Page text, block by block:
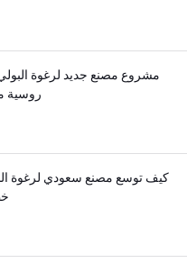
مشروع مصنع جديد لرغوة
روسية
كيف توسع مصنع سعودي لرغوة